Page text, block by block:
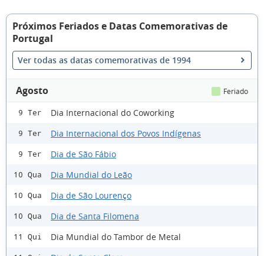
Próximos Feriados e Datas Comemorativas de
Portugal
Ver todas as datas comemorativas de 1994
Agosto Feriado
9 Ter Dia Internacional do Coworking
9 Ter Dia Internacional dos Povos Indígenas
9 Ter Dia de São Fábio
10 Qua Dia Mundial do Leão
10 Qua Dia de São Lourenço
10 Qua Dia de Santa Filomena
11 Qui Dia Mundial do Tambor de Metal